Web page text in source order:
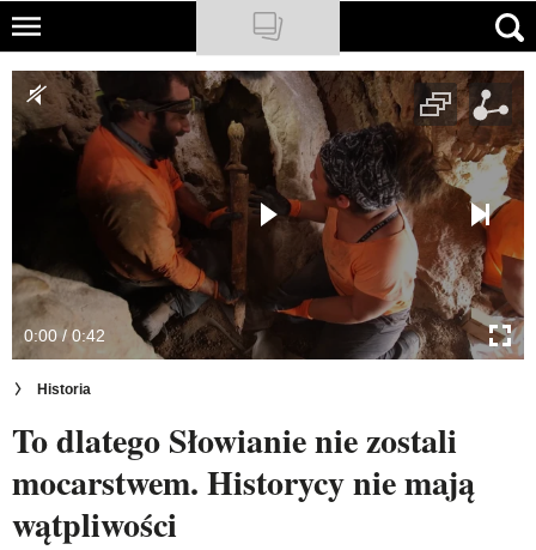
Skip
main
content
NATIONAL GEOGRAPHIC
TRAVELER
PODCASTY
Newsletter
Cuda Polski
Wielki Konkurs Fotograficzny
Trendbook Podróżniczy
Polecane
0:00 / 0:42
Historia
To dlatego Słowianie nie zostali
mocarstwem. Historycy nie mają
wątpliwości